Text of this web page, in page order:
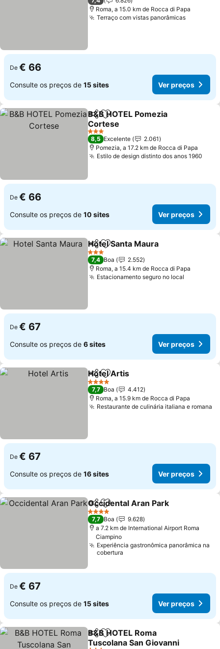
Roma, a 15.0 km de Rocca di Papa
Terraço com vistas panorâmicas
De € 66
Consulte os preços de 15 sites Ver preços
PartilharAdicionar aos favoritos
B&B HOTEL Pomezia
Cortese
3 Estrelas
8,5 Excelente
2.061
Pomezia, a 17.2 km de Rocca di Papa
Estilo de design distinto dos anos 1960
De € 66
Consulte os preços de 10 sites Ver preços
PartilharAdicionar aos favoritos
Hotel Santa Maura
3 Estrelas
7,4 Boa
2.552
Roma, a 15.4 km de Rocca di Papa
Estacionamento seguro no local
De € 67
Consulte os preços de 6 sites Ver preços
PartilharAdicionar aos favoritos
Hotel Artis
4 Estrelas
7,7 Boa
4.412
Roma, a 15.9 km de Rocca di Papa
Restaurante de culinária italiana e romana
De € 67
Consulte os preços de 16 sites Ver preços
PartilharAdicionar aos favoritos
Occidental Aran Park
4 Estrelas
7,7 Boa
9.628
a 7.2 km de International Airport Roma
Ciampino
Experiência gastronômica panorâmica na
cobertura
De € 67
Consulte os preços de 15 sites Ver preços
PartilharAdicionar aos favoritos
B&B HOTEL Roma
Tuscolana San Giovanni